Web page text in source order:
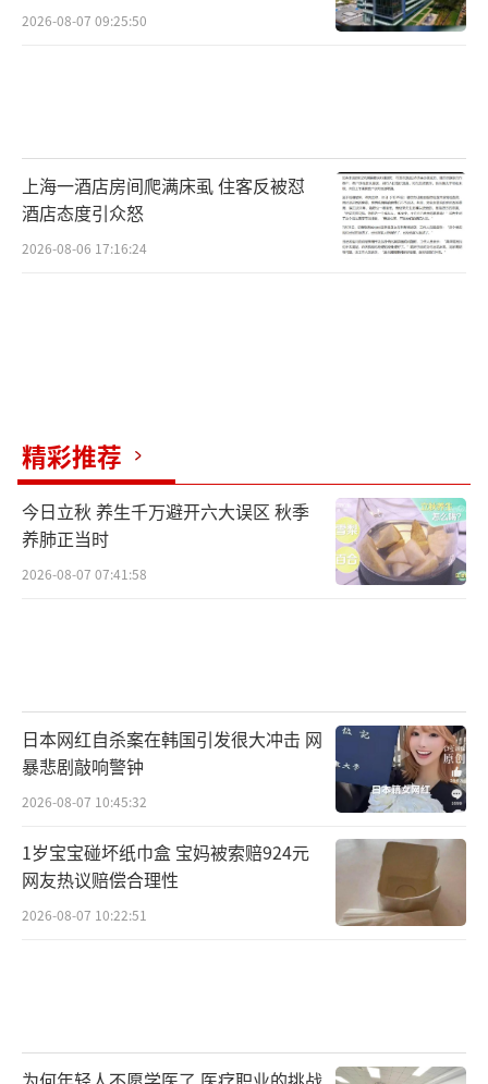
2026-08-07 09:25:50
上海一酒店房间爬满床虱 住客反被怼
酒店态度引众怒
2026-08-06 17:16:24
精彩推荐
今日立秋 养生千万避开六大误区 秋季
养肺正当时
2026-08-07 07:41:58
日本网红自杀案在韩国引发很大冲击 网
暴悲剧敲响警钟
2026-08-07 10:45:32
1岁宝宝碰坏纸巾盒 宝妈被索赔924元
网友热议赔偿合理性
2026-08-07 10:22:51